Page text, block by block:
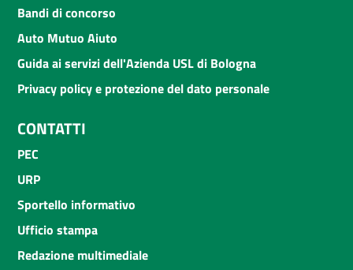
Bandi di concorso
Auto Mutuo Aiuto
Guida ai servizi dell'Azienda USL di Bologna
Privacy policy e protezione del dato personale
CONTATTI
PEC
URP
Sportello informativo
Ufficio stampa
Redazione multimediale